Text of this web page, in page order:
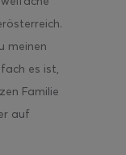
meinen
es ist,
Familie
auf